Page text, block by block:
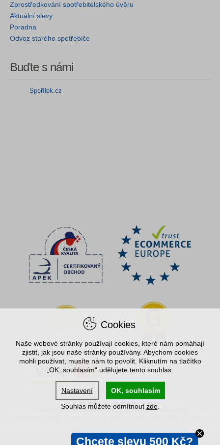
Zprostředkování spotřebitelského úvěru
Aktuální slevy
Poradna
Odvoz starého spotřebiče
Buďte s námi
Spořílek.cz
© 2004–2026 Spořílek.cz, internetový obchod
Cookies
Naše webové stránky používají cookies, které nám pomáhají
zjistit, jak jsou naše stránky používány. Abychom cookies
mohli používat, musíte nám to povolit. Kliknutím na tlačítko
„OK, souhlasím“ udělujete tento souhlas.
Nastavení
OK, souhlasím
Souhlas můžete odmítnout zde.
Chcete slevu 500 Kč?